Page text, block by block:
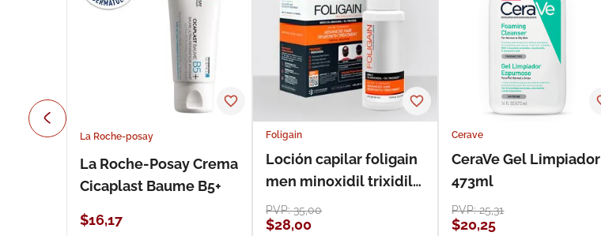
La Roche-posay
La Roche-Posay Crema
Cicaplast Baume B5+
$16,17
Foligain
Loción capilar foligain
men minoxidil trixidil
loción 59 ml
PVP:35,00
$28,00
Cerave
CeraVe Gel Limpiador
473ml
PVP:25,31
$20,25